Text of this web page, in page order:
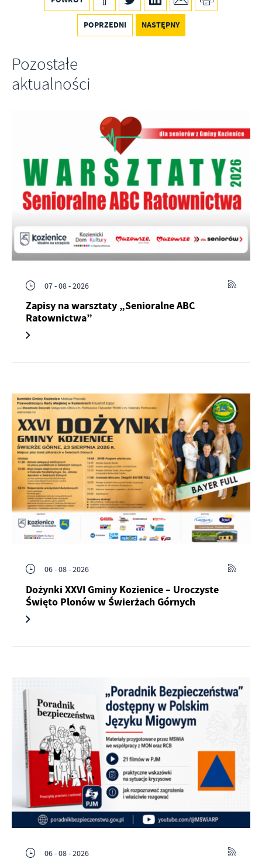
POPRZEDNI NASTĘPNY
Pozostałe
aktualności
07 - 08 - 2026
Zapisy na warsztaty „Senioralne ABC
Ratownictwa”
06 - 08 - 2026
Dożynki XXVI Gminy Kozienice – Uroczyste
Święto Plonów w Świerżach Górnych
06 - 08 - 2026
Promocyjne pliki cookies służą do prezentowania Ci naszych
komunikatów na podstawie analizy Twoich upodobań oraz Twoich
zwyczajów dotyczących przeglądanej witryny internetowej. Treści
firm będących naszymi partnerami oraz innych dostawców usług.
Firmy te działają w charakterze pośredników prezentujących nasze
treści w postaci wiadomości, ofert, komunikatów mediów